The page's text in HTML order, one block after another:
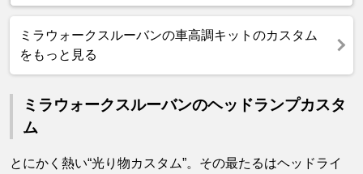
ミラウォークスルーバンの車高調キットのカスタム
をもっと見る
ミラウォークスルーバンのヘッドランプカスタ
ム
とにかく熱い“光り物カスタム”。その最たるはヘッドライ